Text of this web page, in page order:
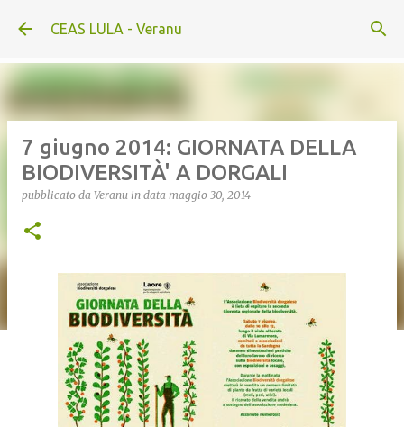
Passa ai contenuti principali
CEAS LULA - Veranu
7 giugno 2014: GIORNATA DELLA
BIODIVERSITÀ' A DORGALI
pubblicato da Veranu in data maggio 30, 2014